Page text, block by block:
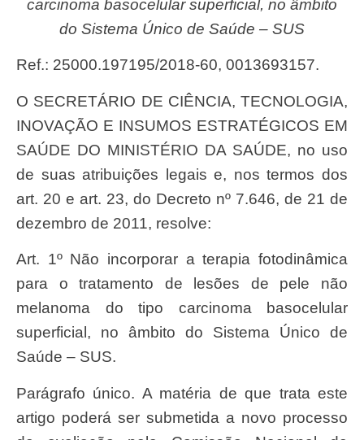
carcinoma basocelular superficial, no âmbito
do Sistema Único de Saúde – SUS
Ref.: 25000.197195/2018-60, 0013693157.
O SECRETÁRIO DE CIÊNCIA, TECNOLOGIA,
INOVAÇÃO E INSUMOS ESTRATÉGICOS EM
SAÚDE DO MINISTÉRIO DA SAÚDE, no uso
de suas atribuições legais e, nos termos dos
art. 20 e art. 23, do Decreto nº 7.646, de 21 de
dezembro de 2011, resolve:
Art. 1º Não incorporar a terapia fotodinâmica
para o tratamento de lesões de pele não
melanoma do tipo carcinoma basocelular
superficial, no âmbito do Sistema Único de
Saúde – SUS.
Parágrafo único. A matéria de que trata este
artigo poderá ser submetida a novo processo